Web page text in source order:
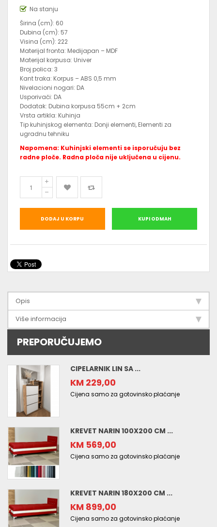
Na stanju
Širina (cm): 60
Dubina (cm): 57
Visina (cm): 222
Materijal fronta: Medijapan – MDF
Materijal korpusa: Univer
Broj polica: 3
Kant traka: Korpus – ABS 0,5 mm
Nivelacioni nogari: DA
Usporivači: DA
Dodatak: Dubina korpusa 55cm + 2cm
Vrsta artikla: Kuhinja
Tip kuhinjskog elementa: Donji elementi, Elementi za
ugradnu tehniku
Napomena: Kuhinjski elementi se isporučuju bez
radne ploče. Radna ploča nije uključena u cijenu.
DODAJ U KORPU KUPI ODMAH
Opis
Više informacija
PREPORUČUJEMO
CIPELARNIK LIN SA ...
KM 229,00
Cijena samo za gotovinsko plaćanje
KREVET NARIN 100X200 CM ...
KM 569,00
Cijena samo za gotovinsko plaćanje
KREVET NARIN 180X200 CM ...
KM 899,00
Cijena samo za gotovinsko plaćanje